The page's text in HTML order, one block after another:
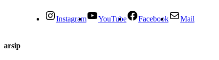
Instagram YouTube Facebook Mail
arsip